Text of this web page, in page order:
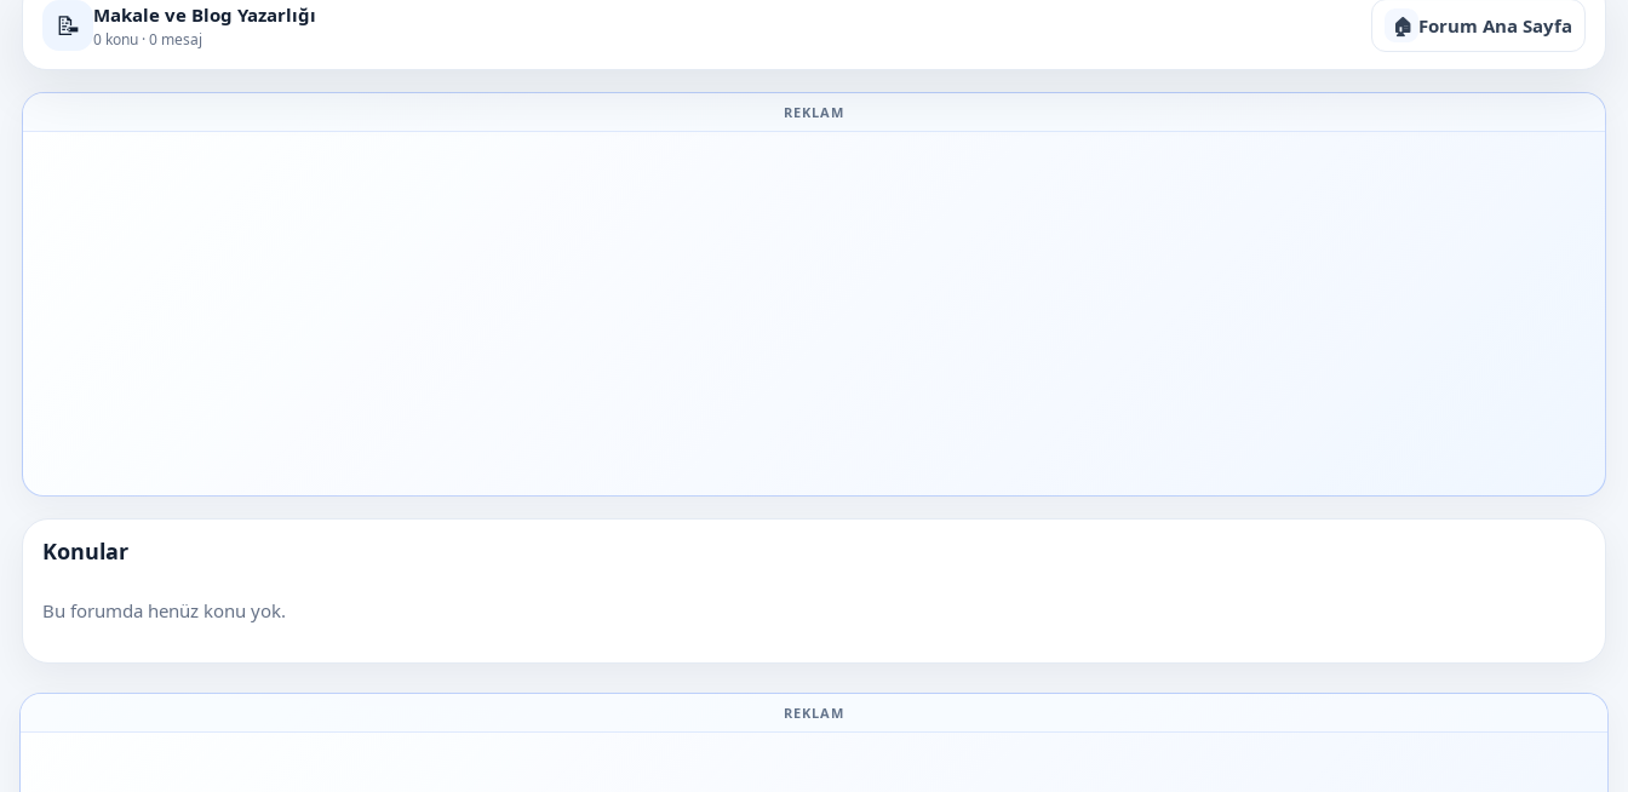
📝 Makale ve Blog Yazarlığı
0 konu · 0 mesaj
🏠 Forum Ana Sayfa
REKLAM
Konular
Bu forumda henüz konu yok.
REKLAM